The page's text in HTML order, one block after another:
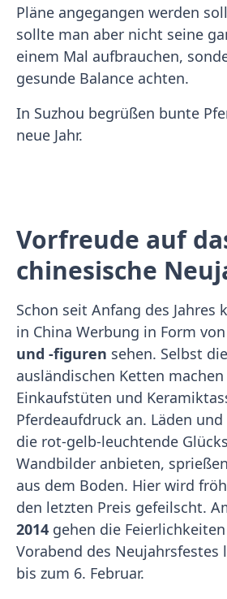
Pläne angegangen werden
sollte man aber nicht seine
einem Mal aufbrauchen,
gesunde Balance achten.
In Suzhou begrüßen bunte
neue Jahr.
Vorfreude auf
chinesische
Schon seit Anfang des Jahres
in China Werbung in Form von
und -figuren sehen. Selbst
ausländischen Ketten
Einkaufstüten und
Pferdeaufdruck an. Läden
die rot-gelb-leuchtende
Wandbilder anbieten,
aus dem Boden. Hier wird
den letzten Preis gefeilscht.
2014 gehen die
Vorabend des Neujahrsfestes
bis zum 6. Februar.